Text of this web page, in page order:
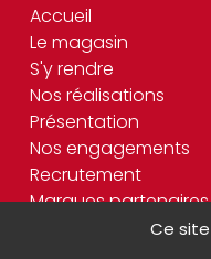
Accueil
Le magasin
S'y rendre
Nos réalisations
Présentation
Nos engagements
Recrutement
Marques partenaires
Ce